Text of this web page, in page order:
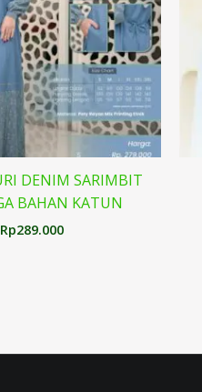
DENIM SARIMBIT
BAHAN KATUN
Rp289.000